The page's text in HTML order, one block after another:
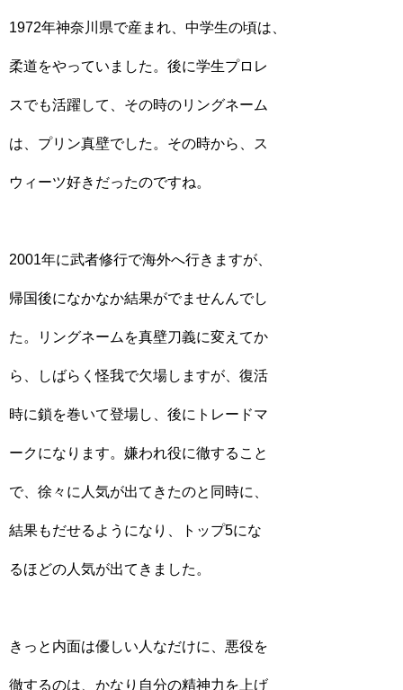
1972年神奈川県で産まれ、中学生の頃は、
柔道をやっていました。後に学生プロレ
スでも活躍して、その時のリングネーム
は、プリン真壁でした。その時から、ス
ウィーツ好きだったのですね。
2001年に武者修行で海外へ行きますが、
帰国後になかなか結果がでませんんでし
た。リングネームを真壁刀義に変えてか
ら、しばらく怪我で欠場しますが、復活
時に鎖を巻いて登場し、後にトレードマ
ークになります。嫌われ役に徹すること
で、徐々に人気が出てきたのと同時に、
結果もだせるようになり、トップ5にな
るほどの人気が出てきました。
きっと内面は優しい人なだけに、悪役を
徹するのは、かなり自分の精神力を上げ